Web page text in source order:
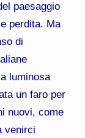
paesaggio
perdita. Ma
di
luminosa
un faro per
nuovi, come
venirci